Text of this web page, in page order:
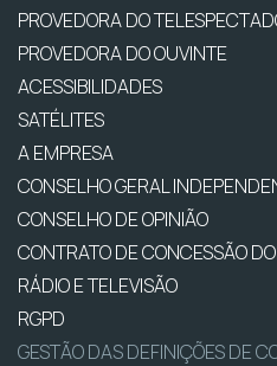
PROVEDORA DO
PROVEDORA DO OUVINTE
ACESSIBILIDADES
SATÉLITES
A EMPRESA
CONSELHO GERAL
CONSELHO DE OPINIÃO
CONTRATO DE CONCESSÃO
RÁDIO E TELEVISÃO
RGPD
GESTÃO DAS DEFINIÇÕES DE